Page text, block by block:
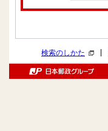
検索のしかた